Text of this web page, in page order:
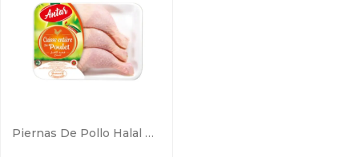
Piernas De Pollo Halal De Marruecos – Venta Al Por Mayor